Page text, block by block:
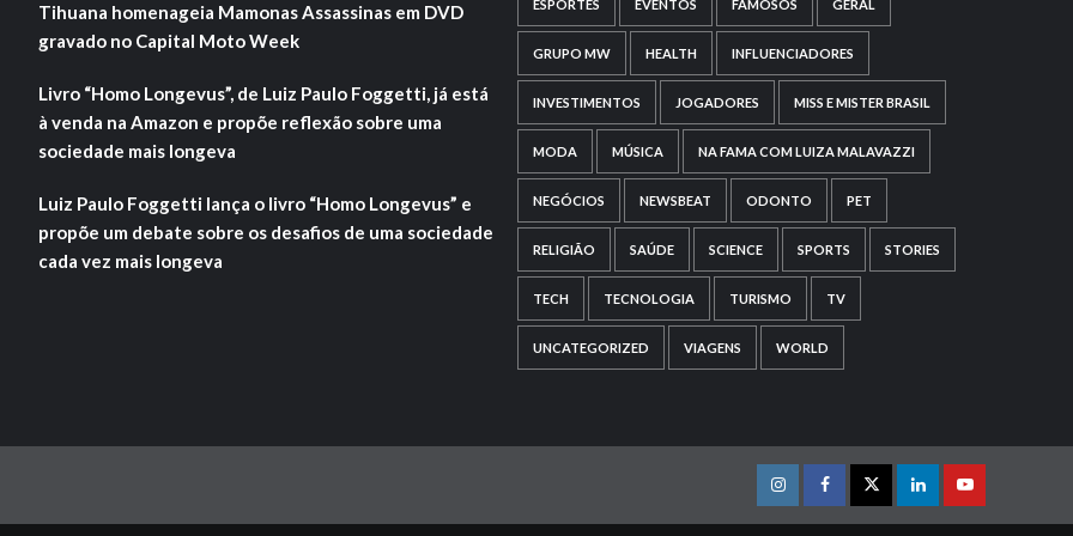
Tihuana homenageia Mamonas Assassinas em DVD
gravado no Capital Moto Week
Livro “Homo Longevus”, de Luiz Paulo Foggetti, já está
à venda na Amazon e propõe reflexão sobre uma
sociedade mais longeva
Luiz Paulo Foggetti lança o livro “Homo Longevus” e
propõe um debate sobre os desafios de uma sociedade
cada vez mais longeva
ESPORTES EVENTOS FAMOSOS GERAL
GRUPO MW HEALTH INFLUENCIADORES
INVESTIMENTOS JOGADORES MISS E MISTER BRASIL
MODA MÚSICA NA FAMA COM LUIZA MALAVAZZI
NEGÓCIOS NEWSBEAT ODONTO PET
RELIGIÃO SAÚDE SCIENCE SPORTS STORIES
TECH TECNOLOGIA TURISMO TV
UNCATEGORIZED VIAGENS WORLD
InstagramFacebookTwitterLinkedinYoutube